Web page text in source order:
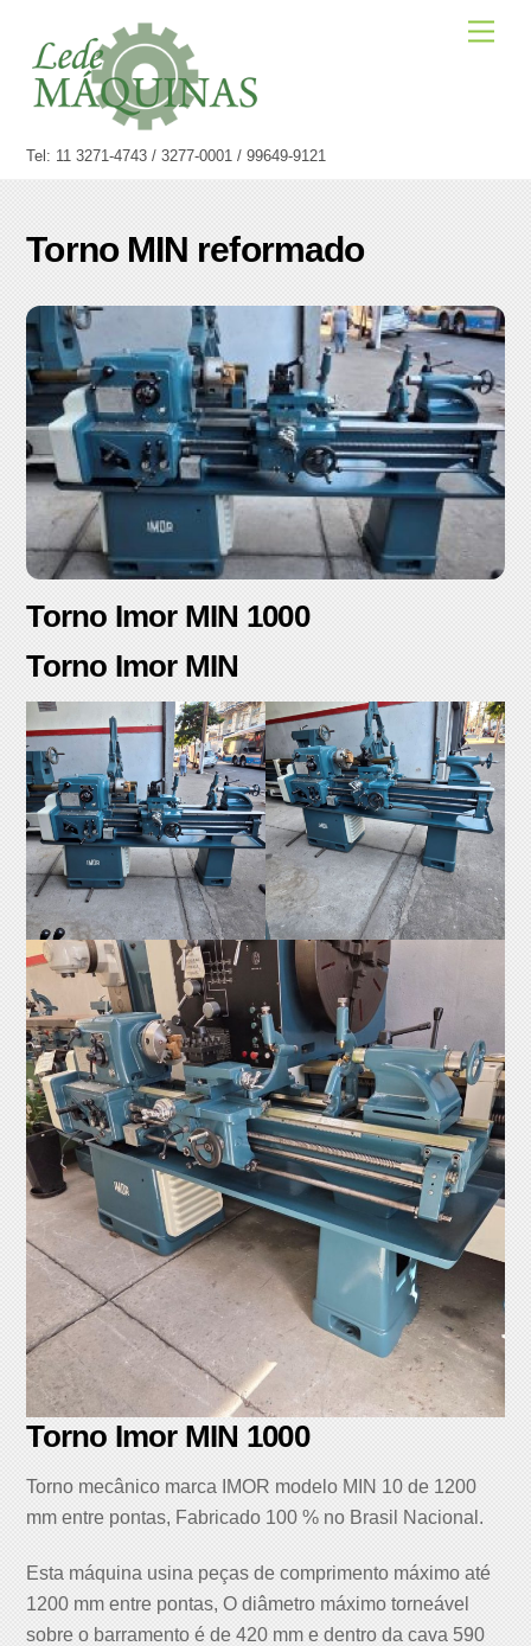
content
Tel: 11 3271-4743 / 3277-0001 / 99649-9121
Torno MIN reformado
Torno Imor MIN 1000
Torno Imor MIN
Torno Imor MIN 1000
Torno mecânico marca IMOR modelo MIN 10 de 1200
mm entre pontas, Fabricado 100 % no Brasil Nacional.
Esta máquina usina peças de comprimento máximo até
1200 mm entre pontas, O diâmetro máximo torneável
sobre o barramento é de 420 mm e dentro da cava 590